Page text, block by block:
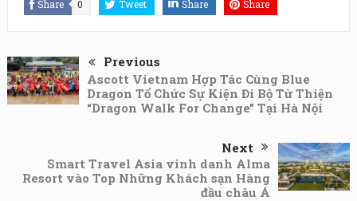
Share 0 Tweet Share Share
Previous
Ascott Vietnam Hợp Tác Cùng Blue
Dragon Tổ Chức Sự Kiện Đi Bộ Từ Thiện
“Dragon Walk For Change” Tại Hà Nội
Next
Smart Travel Asia vinh danh Alma
Resort vào Top Những Khách sạn Hàng
đầu châu Á